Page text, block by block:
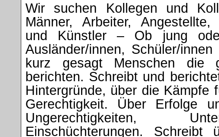
Wir suchen Kollegen und
Männer, Arbeiter,
und Künstler – Ob jung
Ausländer/innen, Schüler/
kurz gesagt Menschen die
berichten. Schreibt und
Hintergründe, über die Kämpfe
Gerechtigkeit. Über Erfolge
Ungerechtigkeiten,
Einschüchterungen. Schreibt